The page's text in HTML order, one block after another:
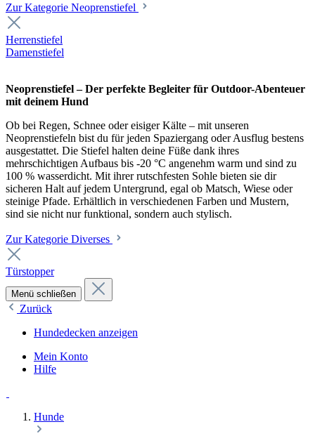
Zur Kategorie Neoprenstiefel
Herrenstiefel
Damenstiefel
Neoprenstiefel – Der perfekte Begleiter für Outdoor-Abenteuer
mit deinem Hund
Ob bei Regen, Schnee oder eisiger Kälte – mit unseren
Neoprenstiefeln bist du für jeden Spaziergang oder Ausflug bestens
ausgestattet. Die Stiefel halten deine Füße dank ihres
mehrschichtigen Aufbaus bis -20 °C angenehm warm und sind zu
100 % wasserdicht. Mit ihrer rutschfesten Sohle bieten sie dir
sicheren Halt auf jedem Untergrund, egal ob Matsch, Wiese oder
steinige Pfade. Erhältlich in verschiedenen Farben und Mustern,
sind sie nicht nur funktional, sondern auch stylisch.
Zur Kategorie Diverses
Türstopper
Menü schließen
Zurück
Hundedecken anzeigen
Mein Konto
Hilfe
Hunde